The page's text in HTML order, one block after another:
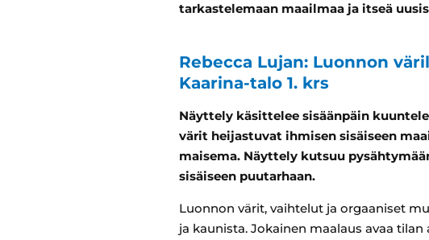
tarkastelemaan maailmaa ja itseä
Rebecca Lujan: Luonnon
Kaarina-talo 1. krs
Näyttely käsittelee sisäänpäin
värit heijastuvat ihmisen sisäiseen
maisema. Näyttely kutsuu
sisäiseen puutarhaan.
Luonnon värit, vaihtelut ja orgaaniset
ja kaunista. Jokainen maalaus avaa